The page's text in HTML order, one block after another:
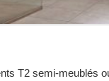
T2 semi-meublés